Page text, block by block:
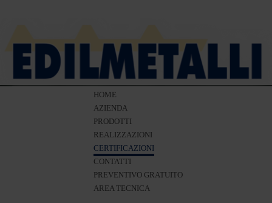
HOME
AZIENDA
PRODOTTI
REALIZZAZIONI
CERTIFICAZIONI
CONTATTI
PREVENTIVO GRATUITO
AREA TECNICA